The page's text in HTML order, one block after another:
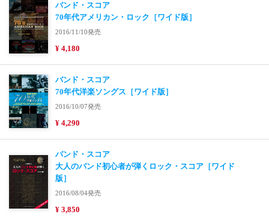
バンド・スコア
70年代アメリカン・ロック［ワイド版］
2016/11/10発売
¥ 4,180
バンド・スコア
70年代洋楽ソングス［ワイド版］
2016/10/07発売
¥ 4,290
バンド・スコア
大人のバンド初心者が弾くロック・スコア［ワイド
版］
2016/08/04発売
¥ 3,850